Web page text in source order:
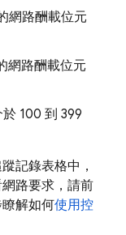
網路酬載位元
網路酬載位元
100 到 399
記錄表格中，
路要求，請前
解如何使用控